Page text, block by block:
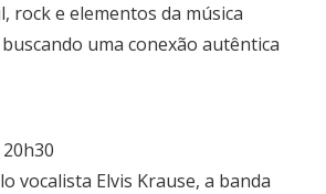
rock e elementos da música
uma conexão autêntica
vocalista Elvis Krause, a banda